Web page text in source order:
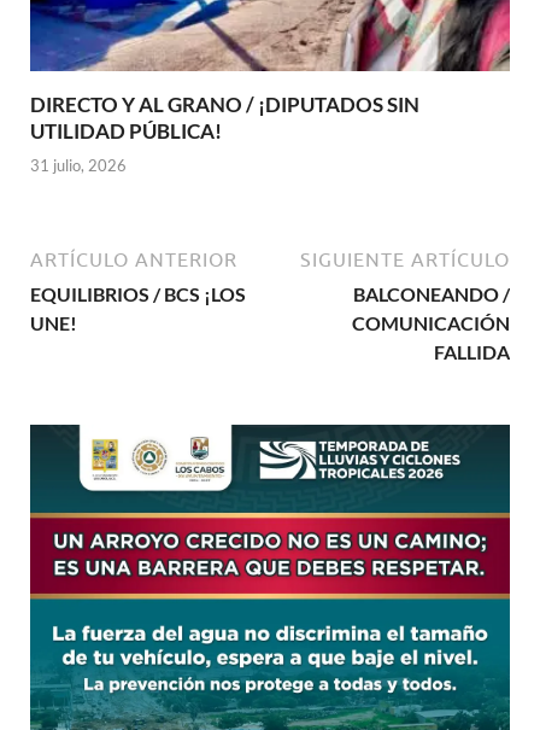
DIRECTO Y AL GRANO / ¡DIPUTADOS SIN
UTILIDAD PÚBLICA!
31 julio, 2026
ARTÍCULO ANTERIOR
EQUILIBRIOS / BCS ¡LOS
UNE!
SIGUIENTE ARTÍCULO
BALCONEANDO /
COMUNICACIÓN
FALLIDA